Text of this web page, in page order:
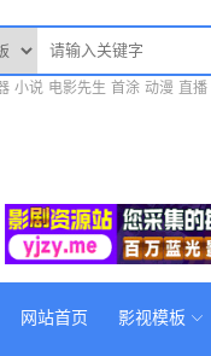
小说 电影先生 首涂 动漫 直播
网站首页 影视模板